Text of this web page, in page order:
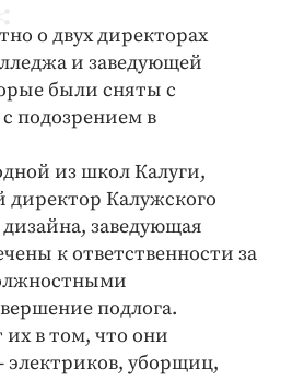
ЖКХ
о двух директорах
и заведующей
были сняты с
подозрением в
из школ Калуги,
Калужского
заведующая
к ответственности за
подлога.
их в том, что они
электриков, уборщиц,